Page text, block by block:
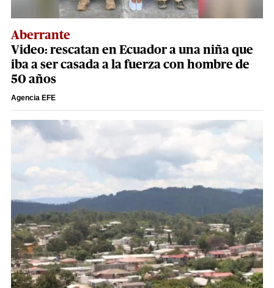
Aberrante
Video: rescatan en Ecuador a una niña que
iba a ser casada a la fuerza con hombre de
50 años
Agencia EFE